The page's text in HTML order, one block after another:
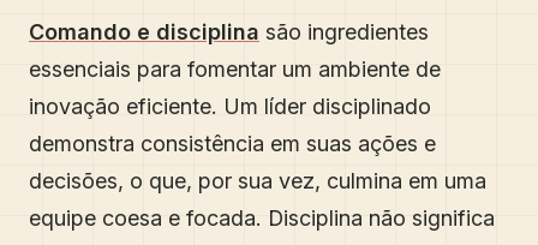
Comando e disciplina são ingredientes
essenciais para fomentar um ambiente de
inovação eficiente. Um líder disciplinado
demonstra consistência em suas ações e
decisões, o que, por sua vez, culmina em uma
equipe coesa e focada. Disciplina não significa